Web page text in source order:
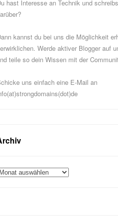
hast Interesse an Technik und
kannst du bei uns die Möglichkeit
Werde aktiver Blogger auf
teile so dein Wissen mit der
uns einfach eine E-Mail an